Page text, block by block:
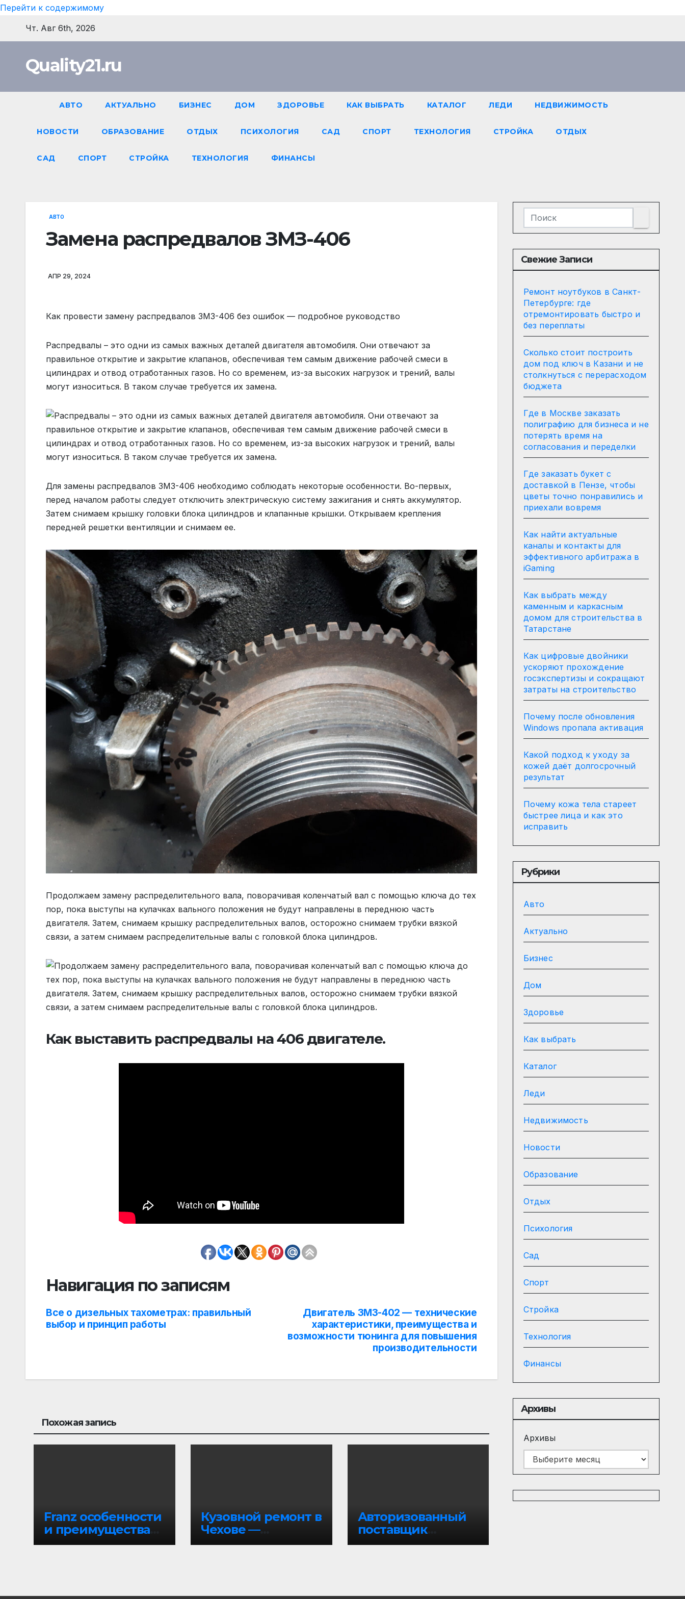
Перейти к содержимому
Чт. Авг 6th, 2026
Quality21.ru
АВТО АКТУАЛЬНО БИЗНЕС ДОМ ЗДОРОВЬЕ КАК ВЫБРАТЬ КАТАЛОГ ЛЕДИ НЕДВИЖИМОСТЬ
НОВОСТИ ОБРАЗОВАНИЕ ОТДЫХ ПСИХОЛОГИЯ САД СПОРТ ТЕХНОЛОГИЯ СТРОЙКА ОТДЫХ
САД СПОРТ СТРОЙКА ТЕХНОЛОГИЯ ФИНАНСЫ
АВТО
Замена распредвалов ЗМЗ-406
АПР 29, 2024
Как провести замену распредвалов ЗМЗ-406 без ошибок — подробное руководство
Распредвалы – это одни из самых важных деталей двигателя автомобиля. Они отвечают за
правильное открытие и закрытие клапанов, обеспечивая тем самым движение рабочей смеси в
цилиндрах и отвод отработанных газов. Но со временем, из-за высоких нагрузок и трений, валы
могут износиться. В таком случае требуется их замена.
Для замены распредвалов ЗМЗ-406 необходимо соблюдать некоторые особенности. Во-первых,
перед началом работы следует отключить электрическую систему зажигания и снять аккумулятор.
Затем снимаем крышку головки блока цилиндров и клапанные крышки. Открываем крепления
передней решетки вентиляции и снимаем ее.
Продолжаем замену распределительного вала, поворачивая коленчатый вал с помощью ключа до тех
пор, пока выступы на кулачках вального положения не будут направлены в переднюю часть
двигателя. Затем, снимаем крышку распределительных валов, осторожно снимаем трубки вязкой
связи, а затем снимаем распределительные валы с головкой блока цилиндров.
Как выставить распредвалы на 406 двигателе.
Навигация по записям
Двигатель ЗМЗ-402 — технические
характеристики, преимущества и
возможности тюнинга для повышения
производительности
Все о дизельных тахометрах: правильный
выбор и принцип работы
Похожая запись
Franz особенности
и преимущества
агрегатора
Кузовной ремонт в
Чехове —
профессионально
Авторизованный
поставщик
дизельного
Свежие Записи
Ремонт ноутбуков в Санкт-
Петербурге: где
отремонтировать быстро и
без переплаты
Сколько стоит построить
дом под ключ в Казани и не
столкнуться с перерасходом
бюджета
Где в Москве заказать
полиграфию для бизнеса и не
потерять время на
согласования и переделки
Где заказать букет с
доставкой в Пензе, чтобы
цветы точно понравились и
приехали вовремя
Как найти актуальные
каналы и контакты для
эффективного арбитража в
iGaming
Как выбрать между
каменным и каркасным
домом для строительства в
Татарстане
Как цифровые двойники
ускоряют прохождение
госэкспертизы и сокращают
затраты на строительство
Почему после обновления
Windows пропала активация
Какой подход к уходу за
кожей даёт долгосрочный
результат
Почему кожа тела стареет
быстрее лица и как это
исправить
Рубрики
Авто
Актуально
Бизнес
Дом
Здоровье
Как выбрать
Каталог
Леди
Недвижимость
Новости
Образование
Отдых
Психология
Сад
Спорт
Стройка
Технология
Финансы
Архивы
Архивы